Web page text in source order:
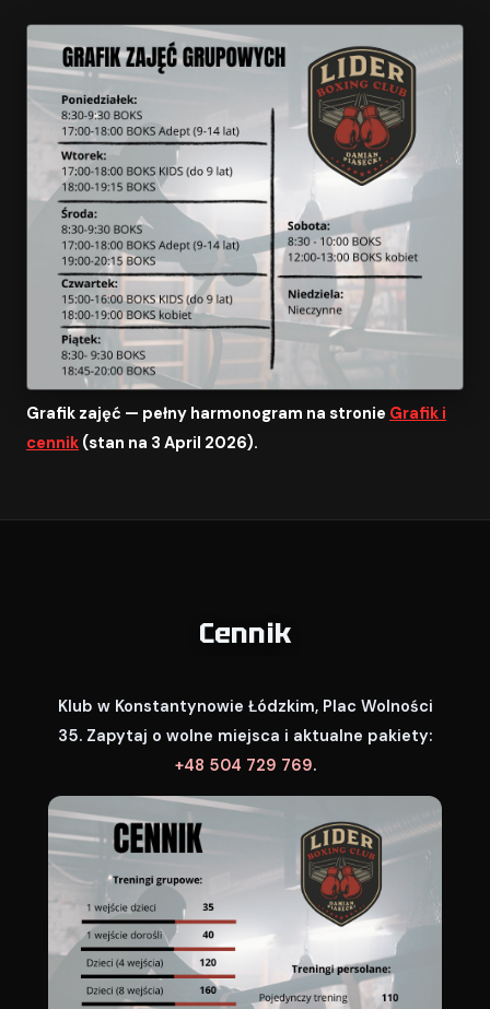
Grafik zajęć — pełny harmonogram na stronie Grafik i
cennik (stan na 3 April 2026).
Cennik
Klub w Konstantynowie Łódzkim, Plac Wolności
35. Zapytaj o wolne miejsca i aktualne pakiety:
+48 504 729 769.